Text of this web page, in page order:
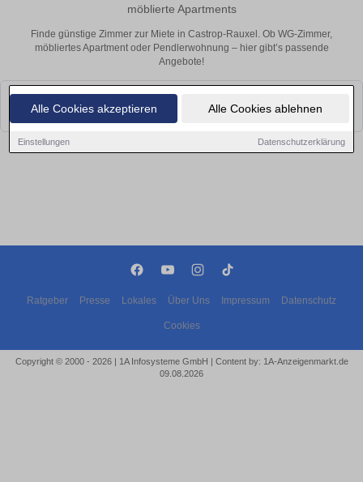
Alle Cookies akzeptieren Alle Cookies ablehnen
Einstellungen Datenschutzerklärung
möblierte Apartments
Finde günstige Zimmer zur Miete in Castrop-Rauxel. Ob WG-Zimmer,
möbliertes Apartment oder Pendlerwohnung – hier gibt’s passende
Angebote!
Leider konnten wir derzeit keine passenden Objekte finden. Schauen Sie
bald wieder vorbei!
Ratgeber Presse Lokales Über Uns Impressum Datenschutz
Cookies
Copyright © 2000 - 2026 | 1A Infosysteme GmbH | Content by: 1A-Anzeigenmarkt.de
09.08.2026